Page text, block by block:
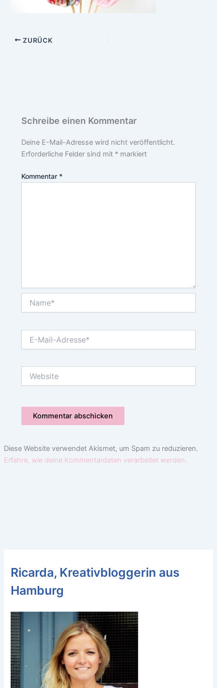
ZURÜCK
Schreibe einen Kommentar
Deine E-Mail-Adresse wird nicht veröffentlicht.
Erforderliche Felder sind mit * markiert
Kommentar *
Mail-
Diese Website verwendet Akismet, um Spam zu reduzieren.
Erfahre, wie deine Kommentardaten verarbeitet werden.
Ricarda, Kreativbloggerin aus
Hamburg